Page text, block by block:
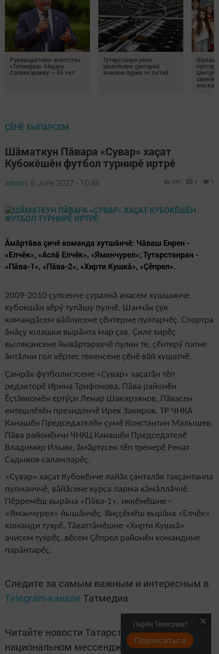
Руководителю агентства
«Татмедиа» Айдару
Салимгараеву — 55 лет
Тутарстанри реле
шкапӗсене çунтарнă
ачасене пурне те тытнă
ача
ÇӖНӖ ХЫПАРСЕМ
Шăматкун Пăвара «Сувар» хаçат
Кубокӗшӗн футбол турнирӗ иртрӗ
admin, 6 June 2022 - 10:48 660 0 0
Ăмăртăва çичӗ команда хутшăнчӗ: Чăваш Енрен -
«Елчӗк», «Аслă Елчӗк», «Яманчурел»; Тутарстанран -
«Пăва-1», «Пăва-2», «Хирти Кушкă», «Çӗпрел».
2009-2010 çулсенче çуралнă ачасем хушшинче
кубокшăн хӗрӳ тупăшу пулчӗ. Шанчăк çук
командăсем вăйлисене çӗнтерме пултарчӗç. Спортра
ăнăçу юлашки вырăнта мар çав. Çиле хирӗç
вылякансене йывăртарахчӗ пулин те, çӗнтерӳ патне
ăнтăлни гол кӗртес текенсене çӗнӗ вăй хушатчӗ.
Çамрăк футболистсене «Сувар» хаçатăн тӗп
редакторӗ Ирина Трифонова, Пăва районӗн
Ӗçтăвкомӗн ертӳçи Ленар Шакирзянов, Пăвасен
ентешлӗхӗн президенчӗ Ирек Закиров, ТР ЧНКА
Канашӗн Председателӗн çумӗ Константин Малышев,
Пăва районӗнчи ЧНКЦ Канашӗн Председателӗ
Владимир Ильин, ăмăртусен тӗп тренерӗ Ренат
Садыков саламларӗç.
«Сувар» хаçат Кубокӗнче лайăх çанталăк тахçантанпа
пулманччӗ, вăйăсене курса ларма кăмăллăччӗ.
Пӗрремӗш вырăна «Пăва-1», иккӗмӗшне –
«Яманчурел» йышăнчӗç. Виççӗмӗш вырăна «Елчӗк»
команди тухрӗ. Тăваттăмӗшне «Хирти Кушкă»
ачисем тухрӗç, вӗсем Çӗпрел районӗн командине
парăнтарӗç.
Следите за самым важным и интересным в
Telegram-канале Татмедиа
Читайте новости Татарстана в
национальном мессенджере MАХ:
Пирӗн Телеграм?
Подписаться